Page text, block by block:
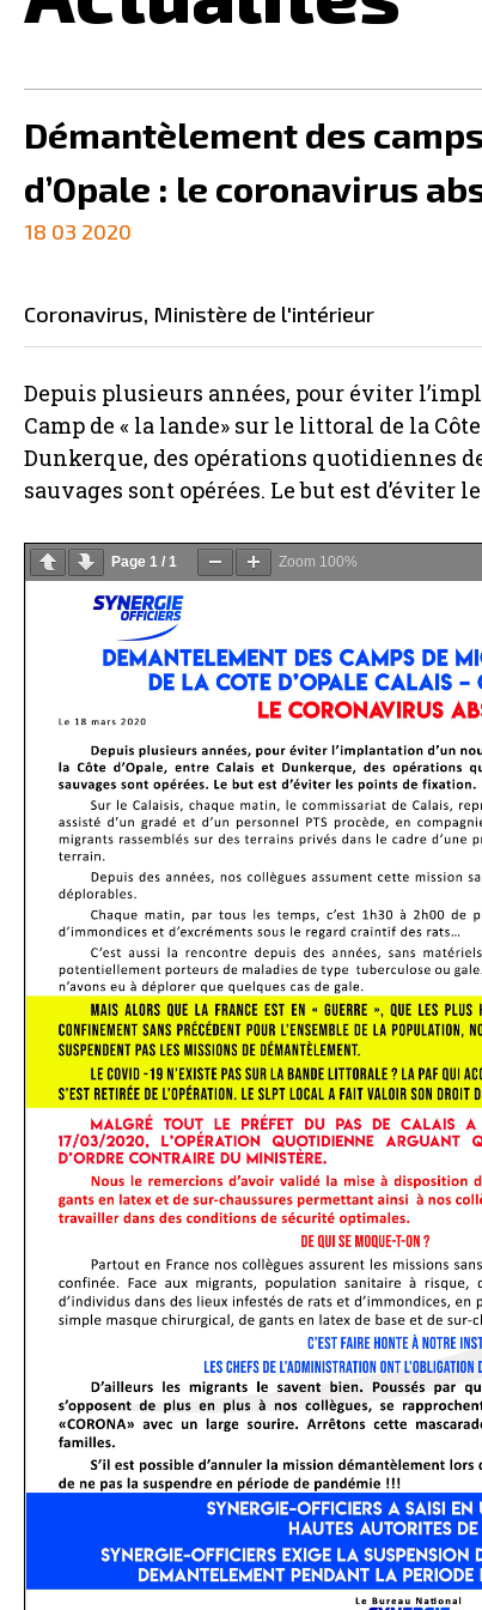
Démantèlement des
d’Opale : le coronavirus
18 03 2020
coronavirus, ministère de l'intérieur
Depuis plusieurs années, pour éviter
Camp de « la lande» sur le littoral de la
Dunkerque, des opérations quotidiennes
sauvages sont opérées. Le but est d’éviter
Page 1 / 1 Zoom 100%